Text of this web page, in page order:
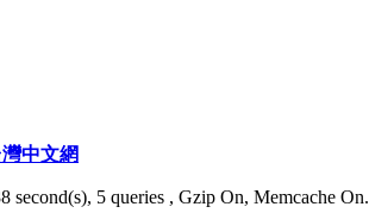
中文網
second(s), 5 queries , Gzip On, Memcache On.